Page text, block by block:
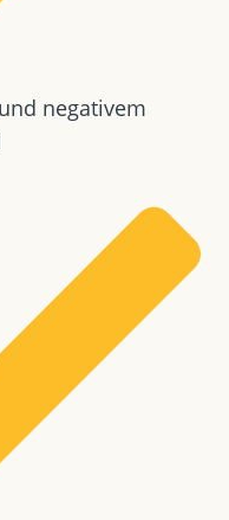
negativem